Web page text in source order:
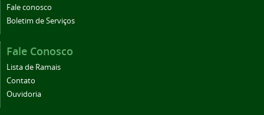
Fale conosco
Boletim de Serviços
Fale Conosco
Lista de Ramais
Contato
Ouvidoria